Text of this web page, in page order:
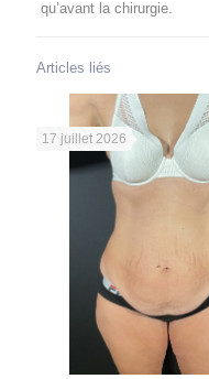
qu’avant la chirurgie.
Articles liés
17 juillet 2026